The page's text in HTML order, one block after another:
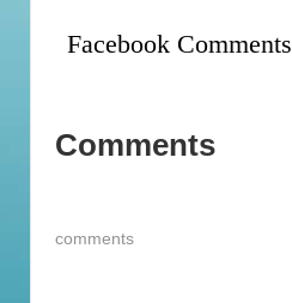
Facebook Comments
Comments
comments